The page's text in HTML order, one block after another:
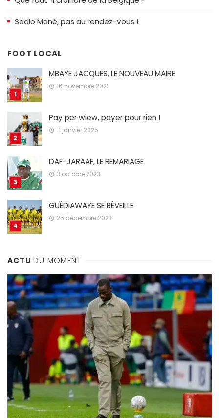
Sadio Mané, pas au rendez-vous !
FOOT LOCAL
MBAYE JACQUES, LE NOUVEAU MAIRE
16 novembre 2023
Pay per wiew, payer pour rien !
11 janvier 2025
DAF-JARAAF, LE REMARIAGE
3 octobre 2023
GUÉDIAWAYE SE RÉVEILLE
25 décembre 2023
ACTUDU MOMENT